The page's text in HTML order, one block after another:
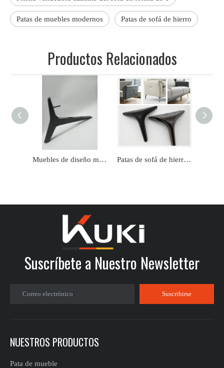
Patas de muebles modernos Patas de sofá de hierro
Productos Relacionados
Muebles de diseño más nuevos personalizados, patas de sofá negras doradas Patas de sofá de hierro de lujo con forma cónica moderna de metal personalizado de fábrica
Suscríbete a Nuestro Newsletter
Correo electrónico Suscribirse
NUESTROS PRODUCTOS
Pata de mueble